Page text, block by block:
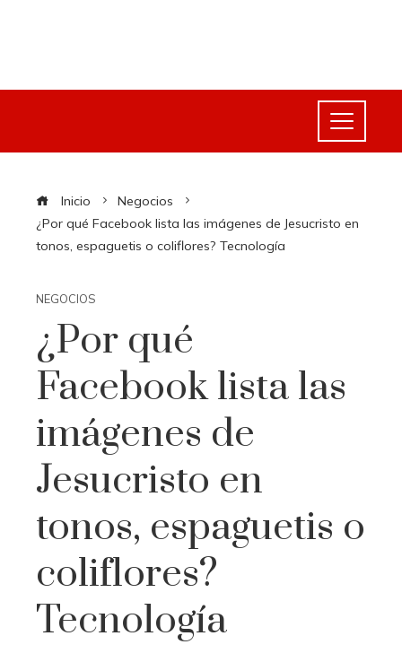
Inicio
Negocios
¿Por qué Facebook lista las imágenes de Jesucristo en
tonos, espaguetis o coliflores? Tecnología
NEGOCIOS
¿Por qué
Facebook lista las
imágenes de
Jesucristo en
tonos, espaguetis o
coliflores?
Tecnología